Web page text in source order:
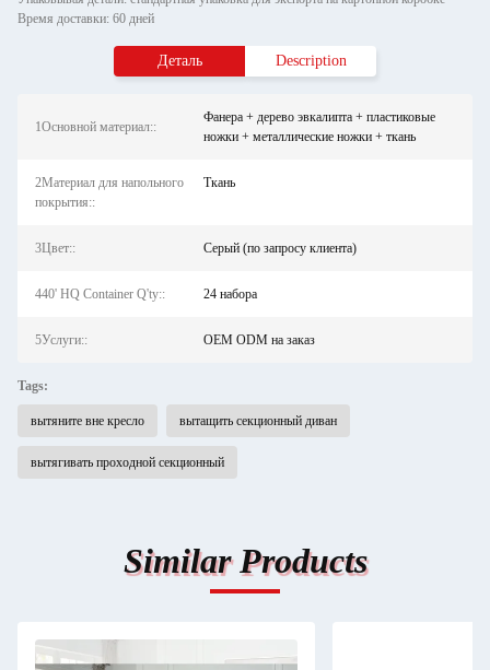
Время доставки: 60 дней
Деталь Description
1Основной материал::
Фанера + дерево эвкалипта + пластиковые
ножки + металлические ножки + ткань
2Материал для напольного
покрытия::
Ткань
3Цвет:: Серый (по запросу клиента)
440' HQ Container Q'ty:: 24 набора
5Услуги:: OEM ODM на заказ
Tags:
вытяните вне кресло вытащить секционный диван
вытягивать проходной секционный
Similar Products